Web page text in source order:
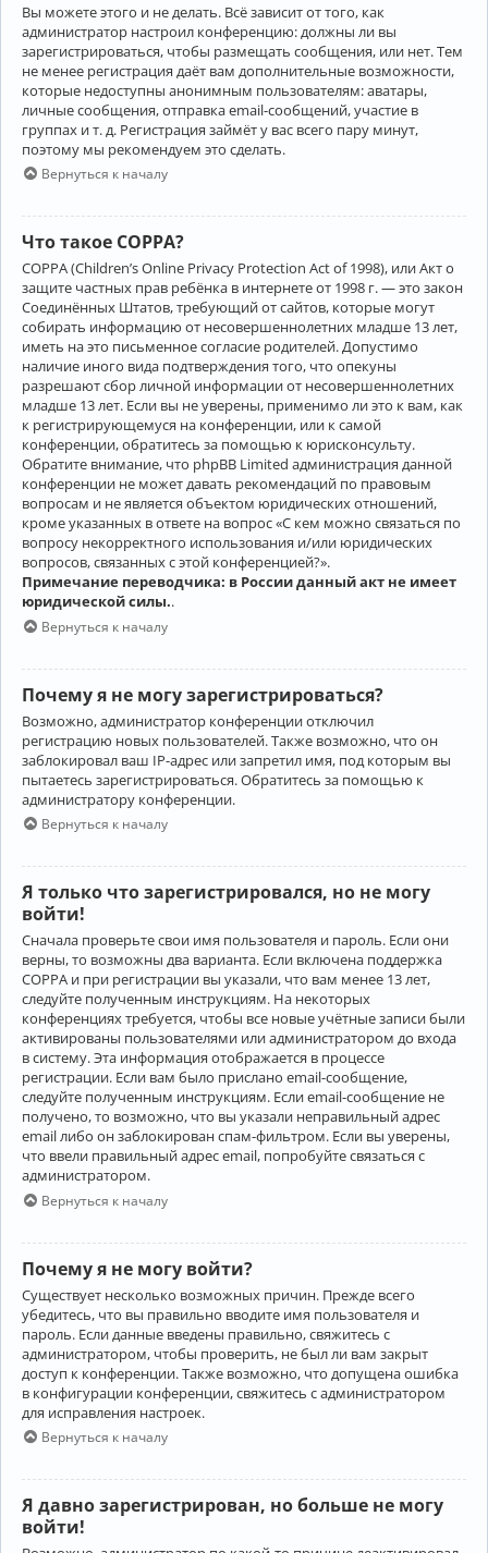
Вы можете этого и не делать. Всё зависит от того, как
администратор настроил конференцию: должны ли вы
зарегистрироваться, чтобы размещать сообщения, или нет. Тем
не менее регистрация даёт вам дополнительные возможности,
которые недоступны анонимным пользователям: аватары,
личные сообщения, отправка email-сообщений, участие в
группах и т. д. Регистрация займёт у вас всего пару минут,
поэтому мы рекомендуем это сделать.
Вернуться к началу
Что такое COPPA?
COPPA (Children’s Online Privacy Protection Act of 1998), или Акт о
защите частных прав ребёнка в интернете от 1998 г. — это закон
Соединённых Штатов, требующий от сайтов, которые могут
собирать информацию от несовершеннолетних младше 13 лет,
иметь на это письменное согласие родителей. Допустимо
наличие иного вида подтверждения того, что опекуны
разрешают сбор личной информации от несовершеннолетних
младше 13 лет. Если вы не уверены, применимо ли это к вам, как
к регистрирующемуся на конференции, или к самой
конференции, обратитесь за помощью к юрисконсульту.
Обратите внимание, что phpBB Limited администрация данной
конференции не может давать рекомендаций по правовым
вопросам и не является объектом юридических отношений,
кроме указанных в ответе на вопрос «С кем можно связаться по
вопросу некорректного использования и/или юридических
вопросов, связанных с этой конференцией?».
Примечание переводчика: в России данный акт не имеет
юридической силы..
Вернуться к началу
Почему я не могу зарегистрироваться?
Возможно, администратор конференции отключил
регистрацию новых пользователей. Также возможно, что он
заблокировал ваш IP-адрес или запретил имя, под которым вы
пытаетесь зарегистрироваться. Обратитесь за помощью к
администратору конференции.
Вернуться к началу
Я только что зарегистрировался, но не могу
войти!
Сначала проверьте свои имя пользователя и пароль. Если они
верны, то возможны два варианта. Если включена поддержка
COPPA и при регистрации вы указали, что вам менее 13 лет,
следуйте полученным инструкциям. На некоторых
конференциях требуется, чтобы все новые учётные записи были
активированы пользователями или администратором до входа
в систему. Эта информация отображается в процессе
регистрации. Если вам было прислано email-сообщение,
следуйте полученным инструкциям. Если email-сообщение не
получено, то возможно, что вы указали неправильный адрес
email либо он заблокирован спам-фильтром. Если вы уверены,
что ввели правильный адрес email, попробуйте связаться с
администратором.
Вернуться к началу
Почему я не могу войти?
Существует несколько возможных причин. Прежде всего
убедитесь, что вы правильно вводите имя пользователя и
пароль. Если данные введены правильно, свяжитесь с
администратором, чтобы проверить, не был ли вам закрыт
доступ к конференции. Также возможно, что допущена ошибка
в конфигурации конференции, свяжитесь с администратором
для исправления настроек.
Вернуться к началу
Я давно зарегистрирован, но больше не могу
войти!